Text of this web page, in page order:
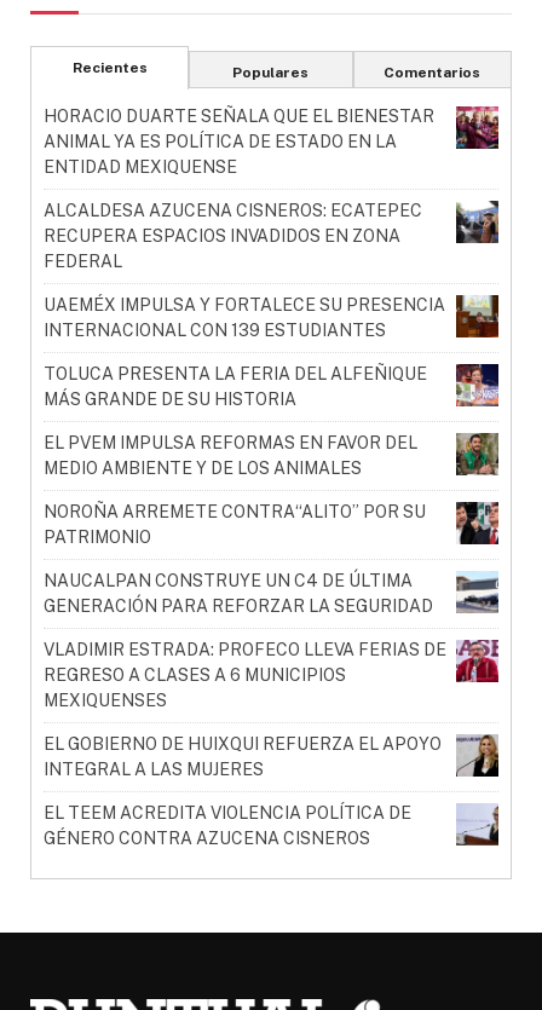
Recientes Populares Comentarios
HORACIO DUARTE SEÑALA QUE EL BIENESTAR
ANIMAL YA ES POLÍTICA DE ESTADO EN LA
ENTIDAD MEXIQUENSE
ALCALDESA AZUCENA CISNEROS: ECATEPEC
RECUPERA ESPACIOS INVADIDOS EN ZONA
FEDERAL
UAEMÉX IMPULSA Y FORTALECE SU PRESENCIA
INTERNACIONAL CON 139 ESTUDIANTES
TOLUCA PRESENTA LA FERIA DEL ALFEÑIQUE
MÁS GRANDE DE SU HISTORIA
EL PVEM IMPULSA REFORMAS EN FAVOR DEL
MEDIO AMBIENTE Y DE LOS ANIMALES
NOROÑA ARREMETE CONTRA“ALITO” POR SU
PATRIMONIO
NAUCALPAN CONSTRUYE UN C4 DE ÚLTIMA
GENERACIÓN PARA REFORZAR LA SEGURIDAD
VLADIMIR ESTRADA: PROFECO LLEVA FERIAS DE
REGRESO A CLASES A 6 MUNICIPIOS
MEXIQUENSES
EL GOBIERNO DE HUIXQUI REFUERZA EL APOYO
INTEGRAL A LAS MUJERES
EL TEEM ACREDITA VIOLENCIA POLÍTICA DE
GÉNERO CONTRA AZUCENA CISNEROS